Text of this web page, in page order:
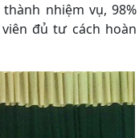
nhiệm vụ, 98%
đủ tư cách hoàn